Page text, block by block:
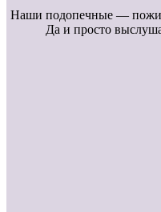
Наши подопечные —
Да и просто